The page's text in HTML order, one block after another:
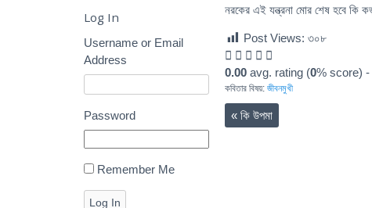
নরকের এই যন্ত্রনা মোর শেষ হবে কি
Post Views: ৩০৮
0.00 avg. rating (0% score) -
কবিতার বিষয়: জীবনমুখী
« কি উপমা
Log In
Username or Email
Address
Password
Remember Me
Log In